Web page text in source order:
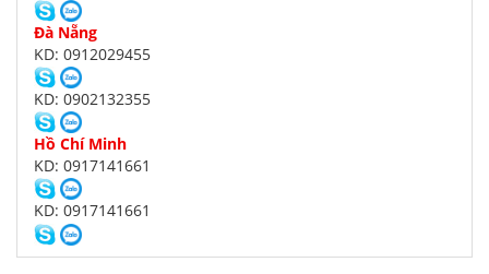
Đà Nẵng
KD: 0912029455
KD: 0902132355
Hồ Chí Minh
KD: 0917141661
KD: 0917141661